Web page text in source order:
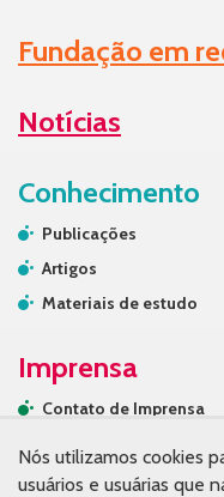
Fundação em
Notícias
Conhecimento
Publicações
Artigos
Materiais de estudo
Imprensa
Contato de Imprensa
Na mídia
Nós utilizamos cookies
usuários e usuárias que